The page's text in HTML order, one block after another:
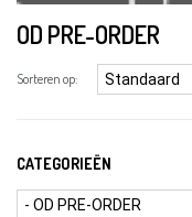
OD PRE-ORDER
Sorteren op:
CATEGORIEËN